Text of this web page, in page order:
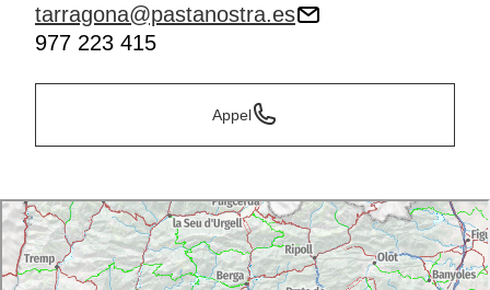
tarragona@pastanostra.es
977 223 415
Appel